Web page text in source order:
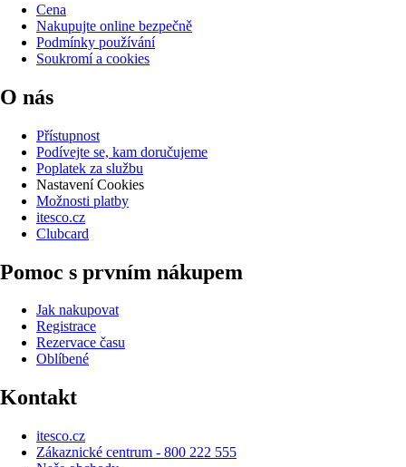
Cena
Nakupujte online bezpečně
Podmínky používání
Soukromí a cookies
O nás
Přístupnost
Podívejte se, kam doručujeme
Poplatek za službu
Nastavení Cookies
Možnosti platby
itesco.cz
Clubcard
Pomoc s prvním nákupem
Jak nakupovat
Registrace
Rezervace času
Oblíbené
Kontakt
itesco.cz
Zákaznické centrum - 800 222 555